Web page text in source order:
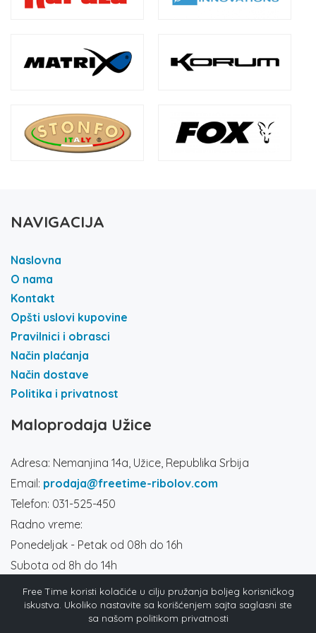
NAVIGACIJA
Naslovna
O nama
Kontakt
Opšti uslovi kupovine
Pravilnici i obrasci
Način plaćanja
Način dostave
Politika i privatnost
Maloprodaja Užice
Adresa: Nemanjina 14a, Užice, Republika Srbija
Email: prodaja@freetime-ribolov.com
Telefon: 031-525-450
Radno vreme:
Ponedeljak - Petak od 08h do 16h
Subota od 8h do 14h
Društvene mreže
Free Time koristi kolačiće u cilju pružanja boljeg korisničkog
iskustva. Ukoliko nastavite sa korišćenjem sajta saglasni ste
sa našom politikom privatnosti